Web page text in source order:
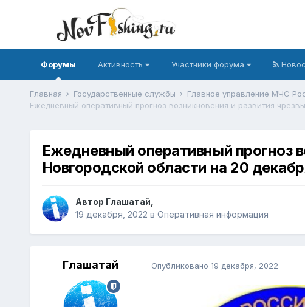
Форумы Активность Участники форума
Главная Государственные службы Главное управление МЧС
Ежедневный оперативный прогноз
Новгородской области на 20
Автор Глашатай
19 декабря, 2022 в Оперативная информация
Глашатай Опубликовано 19 декабря, 2022